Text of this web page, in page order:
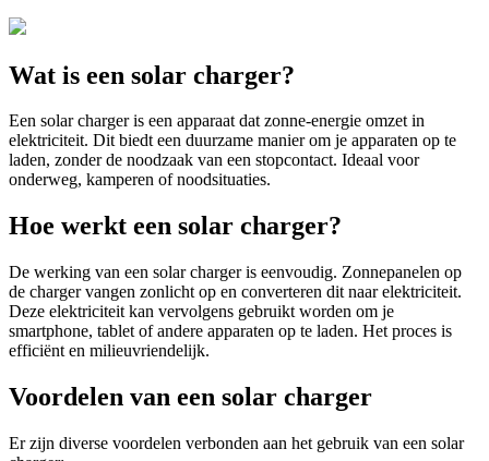
Wat is een solar charger?
Een solar charger is een apparaat dat zonne-energie omzet in
elektriciteit. Dit biedt een duurzame manier om je apparaten op te
laden, zonder de noodzaak van een stopcontact. Ideaal voor
onderweg, kamperen of noodsituaties.
Hoe werkt een solar charger?
De werking van een solar charger is eenvoudig. Zonnepanelen op
de charger vangen zonlicht op en converteren dit naar elektriciteit.
Deze elektriciteit kan vervolgens gebruikt worden om je
smartphone, tablet of andere apparaten op te laden. Het proces is
efficiënt en milieuvriendelijk.
Voordelen van een solar charger
Er zijn diverse voordelen verbonden aan het gebruik van een solar